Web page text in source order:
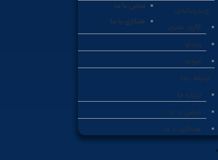
تماس با ما
همکاری با ما
چندرسانه‌ای
گالری تصویر
ویدئو
صوت
ارتباط باما
درباره ما
تماس با ما
همکاری با ما